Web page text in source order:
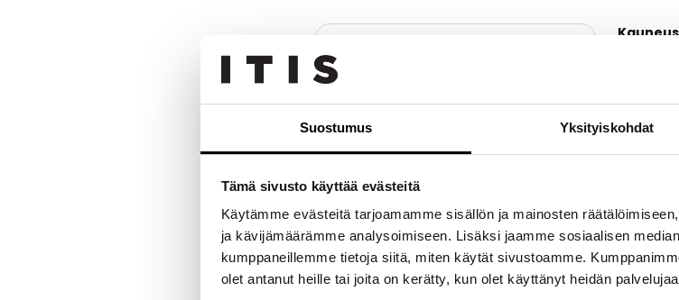
Suostumus Yksityiskohdat
Tämä sivusto käyttää evästeitä
Käytämme evästeitä tarjoamamme sisällön ja mainosten
ja kävijämäärämme analysoimiseen. Lisäksi jaamme sosiaalisen
kumppaneillemme tietoja siitä, miten käytät sivustoamme.
olet antanut heille tai joita on kerätty, kun olet käyttänyt heidän
Aukioloajat
Ma
Ti 10:00
19:00
Ke
10:00
19:00
To 10:00
19:00
Pe 10:00
19:00
10:00
16:00
https://